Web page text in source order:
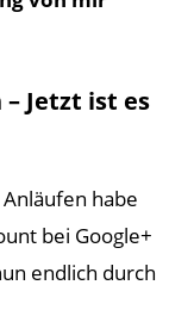
Jetzt ist es
habe
bei Google+
endlich durch